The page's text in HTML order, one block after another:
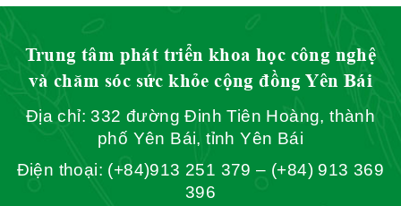
Hội Đông Y Tỉnh Sơn La
Trung tâm phát triển khoa học công nghệ
và chăm sóc sức khỏe cộng đồng Yên Bái
Địa chỉ: 332 đường Đinh Tiên Hoàng, thành
phố Yên Bái, tỉnh Yên Bái
Điện thoại: (+84)913 251 379 – (+84) 913 369
396